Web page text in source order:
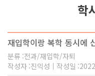
커뮤니티
법
사
학
재입학이랑 복학 동시에
분류 전과/재입학/자퇴
작성자 진익성 작성일